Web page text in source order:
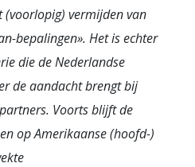
(voorlopig) vermijden van
bepalingen». Het is echter
die de Nederlandse
de aandacht brengt bij
Voorts blijft de
op Amerikaanse (hoofd-)